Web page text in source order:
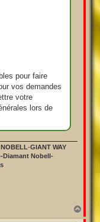
pour faire
vos demandes
votre
lors de
-GIANT WAY
Diamant Nobell-
a